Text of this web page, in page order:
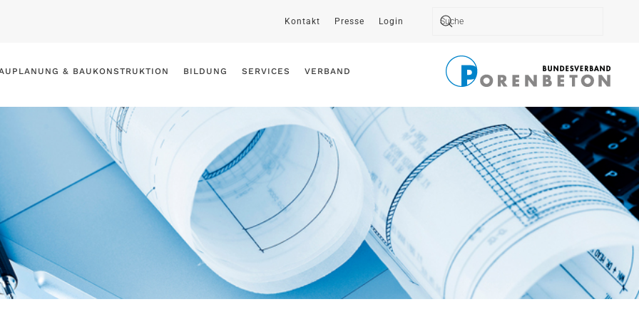
Kontakt Presse Login
& BAUKONSTRUKTION BILDUNG SERVICES VERBAND